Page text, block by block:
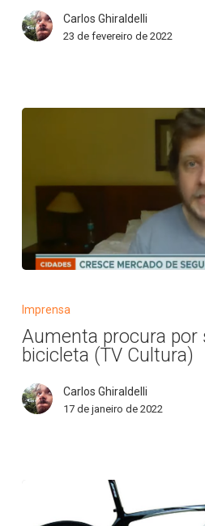
São
Paulo
Carlos Ghiraldelli
23 de fevereiro de 2022
por
seguro
de
bicicleta
(TV
Imprensa
Aumenta procura por
bicicleta (TV Cultura)
Carlos Ghiraldelli
17 de janeiro de 2022